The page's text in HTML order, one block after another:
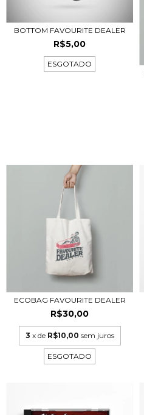
BOTTOM FAVOURITE DEALER
R$5,00
ESGOTADO
ECOBAG FAVOURITE DEALER
R$30,00
3 x de R$10,00 sem juros
ESGOTADO